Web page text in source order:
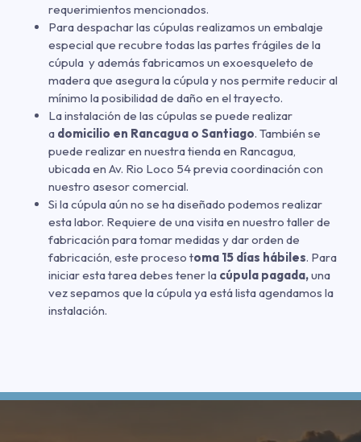
requerimientos mencionados.
Para despachar las cúpulas realizamos un embalaje
especial que recubre todas las partes frágiles de la
cúpula y además fabricamos un exoesqueleto de
madera que asegura la cúpula y nos permite reducir al
mínimo la posibilidad de daño en el trayecto.
La instalación de las cúpulas se puede realizar
a domicilio en Rancagua o Santiago. También se
puede realizar en nuestra tienda en Rancagua,
ubicada en Av. Rio Loco 54 previa coordinación con
nuestro asesor comercial.
Si la cúpula aún no se ha diseñado podemos realizar
esta labor. Requiere de una visita en nuestro taller de
fabricación para tomar medidas y dar orden de
fabricación, este proceso toma 15 días hábiles. Para
iniciar esta tarea debes tener la cúpula pagada,una
vez sepamos que la cúpula ya está lista agendamos la
instalación.